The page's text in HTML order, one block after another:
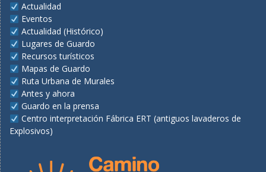
Actualidad
Eventos
Actualidad (Histórico)
Lugares de Guardo
Recursos turísticos
Mapas de Guardo
Ruta Urbana de Murales
Antes y ahora
Guardo en la prensa
Centro interpretación Fábrica ERT (antiguos lavaderos de
Explosivos)